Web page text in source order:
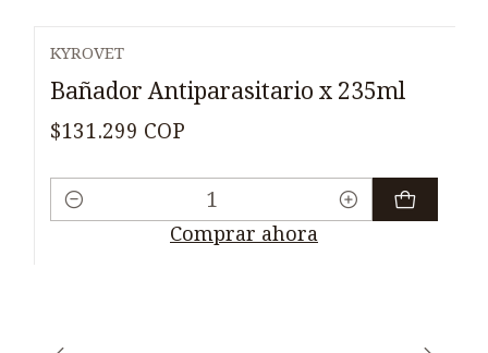
KYROVET
Bañador Antiparasitario x 235ml
$131.299 COP
Cantidad
Comprar ahora